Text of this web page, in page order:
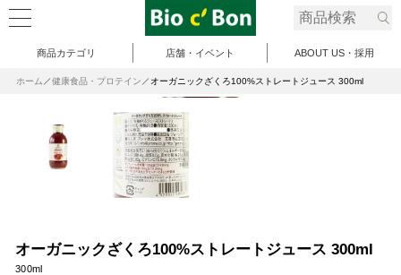
商品カテゴリ 店舗・イベント ABOUT US・採用
ホーム 健康食品・プロテイン オーガニックざくろ100%ストレートジュース 300ml
オーガニックざくろ100%ストレートジュース 300ml
300ml